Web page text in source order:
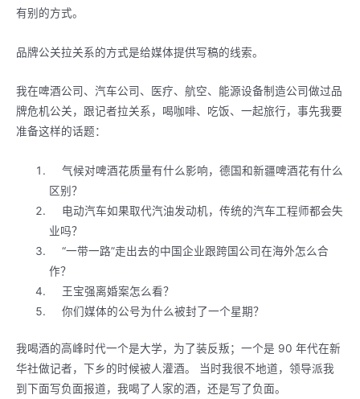
有别的方式。
品牌公关拉关系的方式是给媒体提供写稿的线索。
我在啤酒公司、汽车公司、医疗、航空、能源设备制造公司做过品
牌危机公关，跟记者拉关系，喝咖啡、吃饭、一起旅行，事先我要
准备这样的话题：
气候对啤酒花质量有什么影响，德国和新疆啤酒花有什么
区别？
电动汽车如果取代汽油发动机，传统的汽车工程师都会失
业吗？
“一带一路”走出去的中国企业跟跨国公司在海外怎么合
作？
王宝强离婚案怎么看？
你们媒体的公号为什么被封了一个星期？
我喝酒的高峰时代一个是大学，为了装反叛；一个是 90 年代在新
华社做记者，下乡的时候被人灌酒。 当时我很不地道，领导派我
到下面写负面报道，我喝了人家的酒，还是写了负面。